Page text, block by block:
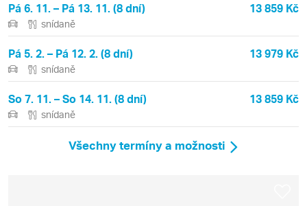
Pá 6. 11. – Pá 13. 11. (8 dní) 13 859 Kč
snídaně
Pá 5. 2. – Pá 12. 2. (8 dní) 13 979 Kč
snídaně
So 7. 11. – So 14. 11. (8 dní) 13 859 Kč
snídaně
Všechny termíny a možnosti